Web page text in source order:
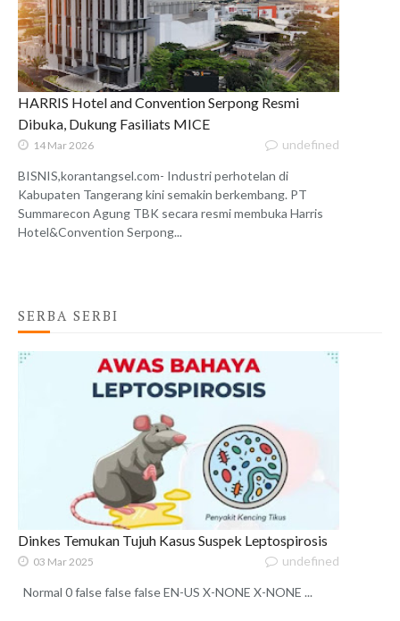
HARRIS Hotel and Convention Serpong Resmi
Dibuka, Dukung Fasiliats MICE
14 Mar 2026 undefined
BISNIS,korantangsel.com- Industri perhotelan di
Kabupaten Tangerang kini semakin berkembang. PT
Summarecon Agung TBK secara resmi membuka Harris
Hotel&Convention Serpong...
SERBA SERBI
Dinkes Temukan Tujuh Kasus Suspek Leptospirosis
03 Mar 2025 undefined
Normal 0 false false false EN-US X-NONE X-NONE ...